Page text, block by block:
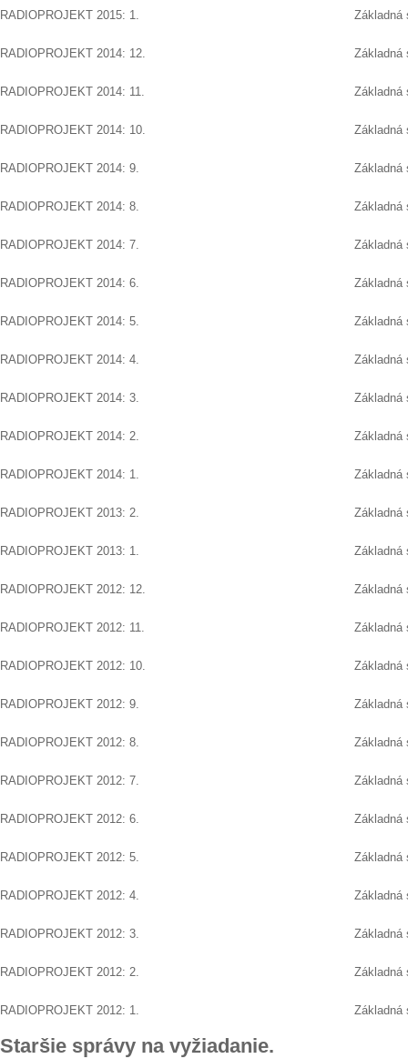
RADIOPROJEKT 2015: 1. Základná
RADIOPROJEKT 2014: 12. Základná
RADIOPROJEKT 2014: 11. Základná
RADIOPROJEKT 2014: 10. Základná
RADIOPROJEKT 2014: 9. Základná
RADIOPROJEKT 2014: 8. Základná
RADIOPROJEKT 2014: 7. Základná
RADIOPROJEKT 2014: 6. Základná
RADIOPROJEKT 2014: 5. Základná
RADIOPROJEKT 2014: 4. Základná
RADIOPROJEKT 2014: 3. Základná
RADIOPROJEKT 2014: 2. Základná
RADIOPROJEKT 2014: 1. Základná
RADIOPROJEKT 2013: 2. Základná
RADIOPROJEKT 2013: 1. Základná
RADIOPROJEKT 2012: 12. Základná
RADIOPROJEKT 2012: 11. Základná
RADIOPROJEKT 2012: 10. Základná
RADIOPROJEKT 2012: 9. Základná
RADIOPROJEKT 2012: 8. Základná
RADIOPROJEKT 2012: 7. Základná
RADIOPROJEKT 2012: 6. Základná
RADIOPROJEKT 2012: 5. Základná
RADIOPROJEKT 2012: 4. Základná
RADIOPROJEKT 2012: 3. Základná
RADIOPROJEKT 2012: 2. Základná
RADIOPROJEKT 2012: 1. Základná
Staršie správy na vyžiadanie.